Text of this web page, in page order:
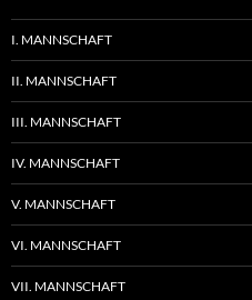
I. MANNSCHAFT
II. MANNSCHAFT
III. MANNSCHAFT
IV. MANNSCHAFT
V. MANNSCHAFT
VI. MANNSCHAFT
VII. MANNSCHAFT